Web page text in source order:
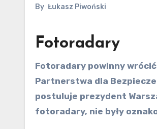
By Łukasz Piwoński
Fotoradary
Fotoradary powinny wrócić do samorządu – oceniła w rozmowie z PAP Dorota Olszewska z
Partnerstwa dla
postuluje prezydent
fotoradary, nie były